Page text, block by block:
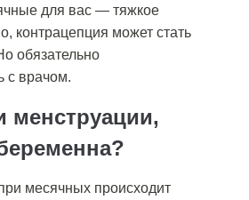
для вас — тяжкое
контрацепция может стать
обязательно
с врачом.
менструации,
месячных происходит